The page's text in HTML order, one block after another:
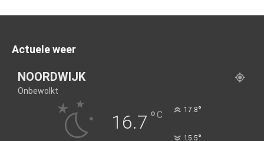
Actuele weer
NOORDWIJK
Onbewolkt
16.7 °C 17.8°
15.5°